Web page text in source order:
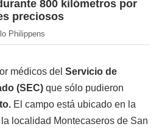
800 kilómetros por
preciosos
Philippens
médicos del Servicio de
(SEC) que sólo pudieron
El campo está ubicado en la
localidad Montecaseros de San